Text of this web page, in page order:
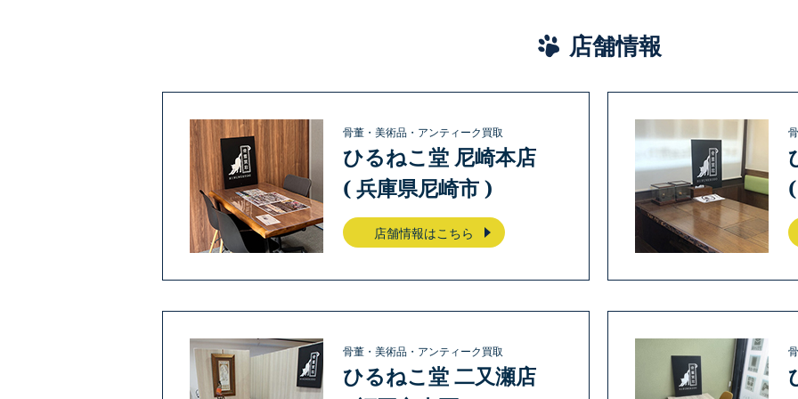
店舗情報
骨董・美術品・アンティーク買取
ひるねこ堂 尼崎本店
( 兵庫県尼崎市 )
店舗情報はこちら
骨董・美術品・アンティーク買取
ひるねこ堂 二又瀬店